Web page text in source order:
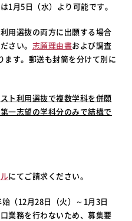
1月5日（水）より可能です。
用選抜の両方に出願する場合
さい。 志願理由書および調査
ます。郵送も封筒を分けて別に
ト利用選抜で複数学科を併願
一志望の学科分のみで結構で
にてご請求ください。
（12月28日（火）～1月3日
業務を行わないため、募集要